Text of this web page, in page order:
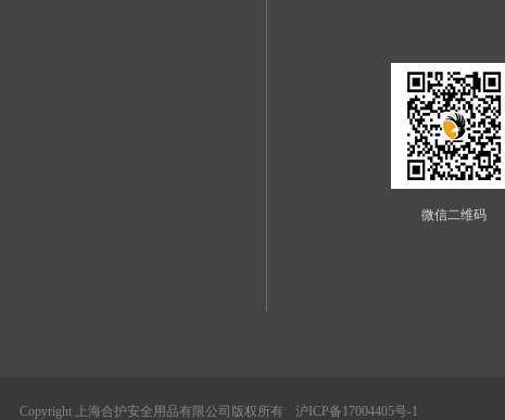
微信二维码
Copyright 上海合护安全用品有限公司版权所有 沪ICP备17004405号-1